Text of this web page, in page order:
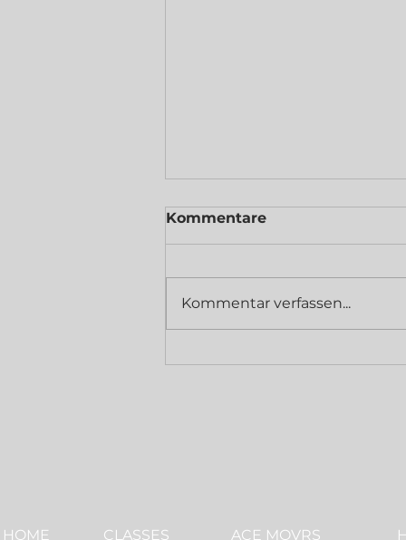
Kommentare
Kommentar verfassen...
HOME CLASSES ACE MOVRS